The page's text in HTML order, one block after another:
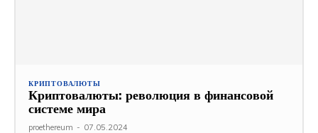
КРИПТОВАЛЮТЫ
Криптовалюты: революция в финансовой
системе мира
proethereum - 07.05.2024